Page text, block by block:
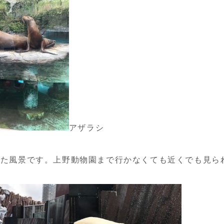
アザラシ
風景です。上野動物園まで行かなくても近くでも見ら